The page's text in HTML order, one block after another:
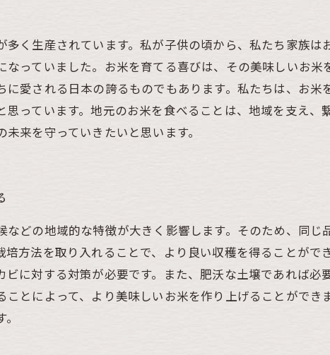
く生産されています。私が子供の頃から、私たち家族
なっていました。お米を育てる喜びは、その美味しいお
に愛される日本の誇るものでもあります。私たちは、お
思っています。地元のお米を食べることは、地域を支え
来を守っていきたいと思います。
などの地域的な特徴が大きく影響します。そのため、同
培方法を取り入れることで、より良い収穫を得ることが
ビに対する対策が必要です。また、肥沃な土壌であれば
ことによって、より美味しいお米を作り上げることがで